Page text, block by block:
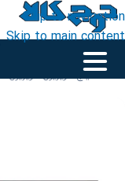
Skip to navigation
Skip to main content
خانه‹50 اینچ /تلویزیون/تلویزیون 4K